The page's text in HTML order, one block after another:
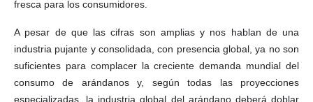
fresca para los consumidores.
A pesar de que las cifras son amplias y nos hablan de una
industria pujante y consolidada, con presencia global, ya no son
suficientes para complacer la creciente demanda mundial del
consumo de arándanos y, según todas las proyecciones
especializadas, la industria global del arándano deberá doblar